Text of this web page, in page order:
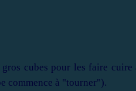
cubes pour les faire
commence à "tourner").